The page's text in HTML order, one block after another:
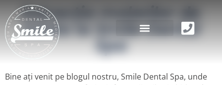
Extracția molarilor de
minte la Smile Dental
Spa
Bine ați venit pe blogul nostru, Smile Dental Spa, unde